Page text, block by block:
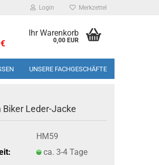
Login Merkzettel
Ihr Warenkorb
0,00 EUR
UNSERE FACHGESCHÄFTE
Biker Leder-​Jacke
HM59
ca. 3-4 Tage